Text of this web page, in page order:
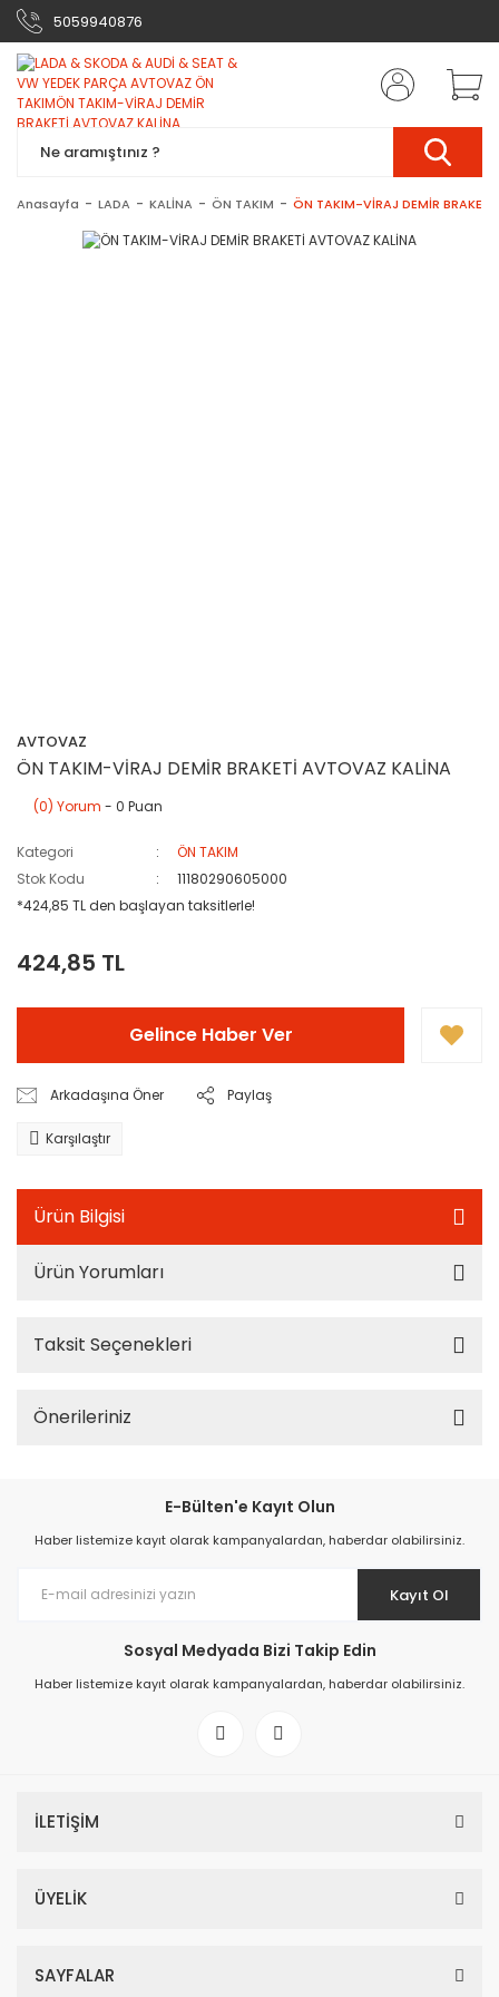
5059940876
Anasayfa LADA KALİNA ÖN TAKIM ÖN TAKIM-VİRAJ DEMİR
AVTOVAZ
ÖN TAKIM-VİRAJ DEMİR BRAKETİ AVTOVAZ KALİNA
(0) Yorum - 0 Puan
Kategori
ÖN TAKIM
Stok Kodu
11180290605000
*424,85 TL den başlayan taksitlerle!
424,85 TL
Gelince Haber Ver
Arkadaşına Öner Paylaş
Karşılaştır
Ürün Bilgisi
Ürün Yorumları
Taksit Seçenekleri
Önerileriniz
E-Bülten'e Kayıt Olun
Haber listemize kayıt olarak kampanyalardan, haberdar olabilirsiniz.
Kayıt Ol
Sosyal Medyada Bizi Takip Edin
Haber listemize kayıt olarak kampanyalardan, haberdar olabilirsiniz.
İLETİŞİM
ÜYELİK
SAYFALAR